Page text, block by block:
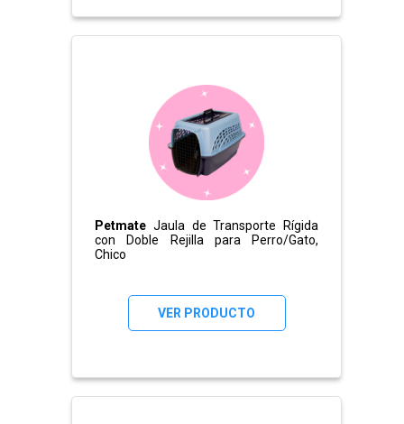
Petmate Jaula de Transporte Rígida
con Doble Rejilla para Perro/Gato,
Chico
VER PRODUCTO